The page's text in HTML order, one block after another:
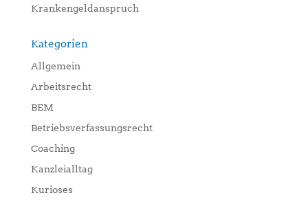
Krankengeldanspruch
Kategorien
Allgemein
Arbeitsrecht
BEM
Betriebsverfassungsrecht
Coaching
Kanzleialltag
Kurioses